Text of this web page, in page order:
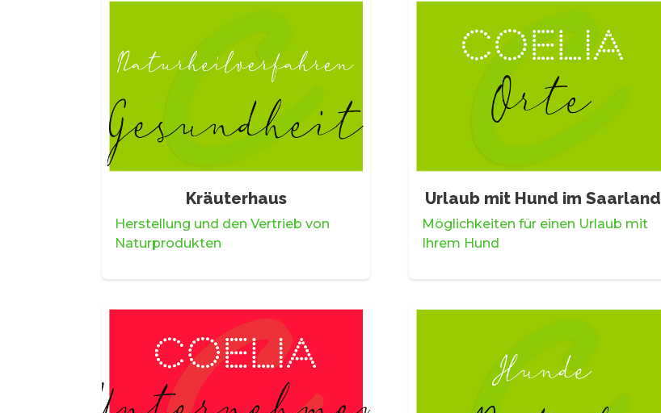
Kräuterhaus
Herstellung und den Vertrieb von
Naturprodukten
Urlaub mit Hund im Saarland
Möglichkeiten für einen Urlaub mit
Ihrem Hund